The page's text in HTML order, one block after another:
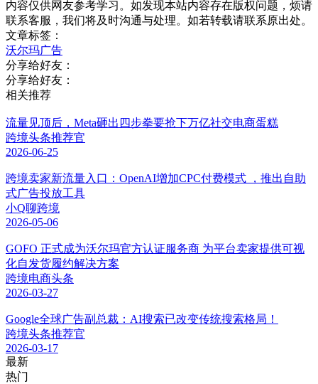
内容仅供网友参考学习。如发现本站内容存在版权问题，烦请
联系客服，我们将及时沟通与处理。如若转载请联系原出处。
文章标签：
沃尔玛广告
分享给好友：
分享给好友：
相关推荐
流量见顶后，Meta砸出四步拳要抢下万亿社交电商蛋糕
跨境头条推荐官
2026-06-25
跨境卖家新流量入口：OpenAI增加CPC付费模式 ，推出自助
式广告投放工具
小Q聊跨境
2026-05-06
GOFO 正式成为沃尔玛官方认证服务商 为平台卖家提供可视
化自发货履约解决方案
跨境电商头条
2026-03-27
Google全球广告副总裁：AI搜索已改变传统搜索格局！
跨境头条推荐官
2026-03-17
最新
热门